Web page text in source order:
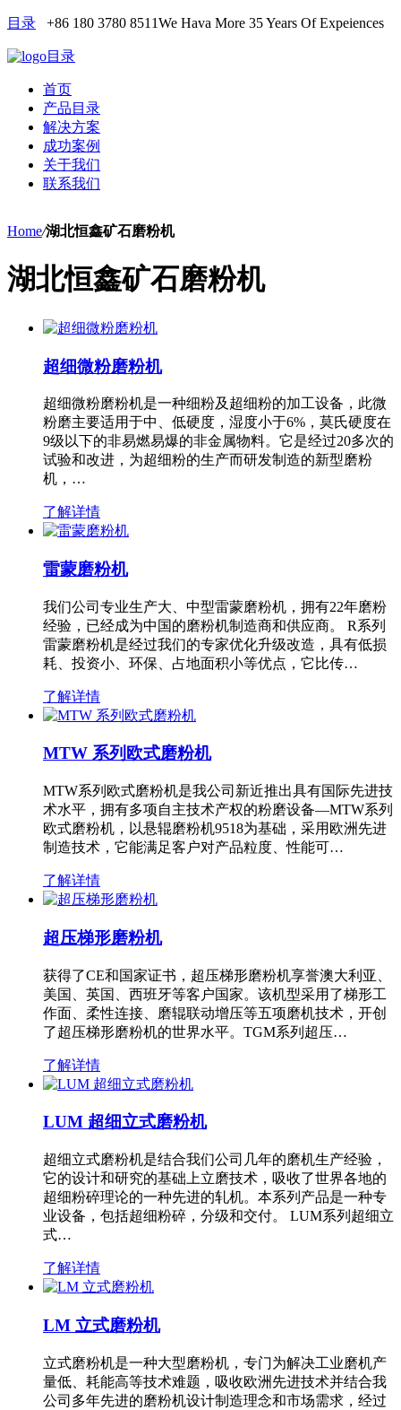
目录 +86 180 3780 8511We Hava More 35 Years Of Expeiences
目录
首页
产品目录
解决方案
成功案例
关于我们
联系我们
Home/湖北恒鑫矿石磨粉机
湖北恒鑫矿石磨粉机
超细微粉磨粉机
超细微粉磨粉机是一种细粉及超细粉的加工设备，此微
粉磨主要适用于中、低硬度，湿度小于6%，莫氏硬度在
9级以下的非易燃易爆的非金属物料。它是经过20多次的
试验和改进，为超细粉的生产而研发制造的新型磨粉
机，…
了解详情
雷蒙磨粉机
我们公司专业生产大、中型雷蒙磨粉机，拥有22年磨粉
经验，已经成为中国的磨粉机制造商和供应商。 R系列
雷蒙磨粉机是经过我们的专家优化升级改造，具有低损
耗、投资小、环保、占地面积小等优点，它比传…
了解详情
MTW 系列欧式磨粉机
MTW系列欧式磨粉机是我公司新近推出具有国际先进技
术水平，拥有多项自主技术产权的粉磨设备—MTW系列
欧式磨粉机，以悬辊磨粉机9518为基础，采用欧洲先进
制造技术，它能满足客户对产品粒度、性能可…
了解详情
超压梯形磨粉机
获得了CE和国家证书，超压梯形磨粉机享誉澳大利亚、
美国、英国、西班牙等客户国家。该机型采用了梯形工
作面、柔性连接、磨辊联动增压等五项磨机技术，开创
了超压梯形磨粉机的世界水平。TGM系列超压…
了解详情
LUM 超细立式磨粉机
超细立式磨粉机是结合我们公司几年的磨机生产经验，
它的设计和研究的基础上立磨技术，吸收了世界各地的
超细粉碎理论的一种先进的轧机。本系列产品是一种专
业设备，包括超细粉碎，分级和交付。 LUM系列超细立
式…
了解详情
LM 立式磨粉机
立式磨粉机是一种大型磨粉机，专门为解决工业磨机产
量低、耗能高等技术难题，吸收欧洲先进技术并结合我
公司多年先进的磨粉机设计制造理念和市场需求，经过